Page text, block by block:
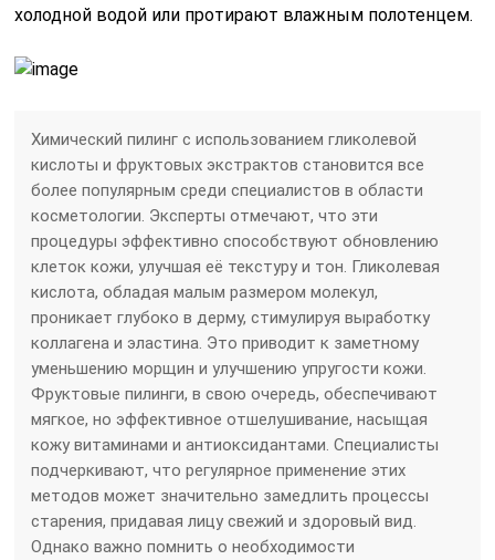
холодной водой или протирают влажным полотенцем.
Химический пилинг с использованием гликолевой
кислоты и фруктовых экстрактов становится все
более популярным среди специалистов в области
косметологии. Эксперты отмечают, что эти
процедуры эффективно способствуют обновлению
клеток кожи, улучшая её текстуру и тон. Гликолевая
кислота, обладая малым размером молекул,
проникает глубоко в дерму, стимулируя выработку
коллагена и эластина. Это приводит к заметному
уменьшению морщин и улучшению упругости кожи.
Фруктовые пилинги, в свою очередь, обеспечивают
мягкое, но эффективное отшелушивание, насыщая
кожу витаминами и антиоксидантами. Специалисты
подчеркивают, что регулярное применение этих
методов может значительно замедлить процессы
старения, придавая лицу свежий и здоровый вид.
Однако важно помнить о необходимости